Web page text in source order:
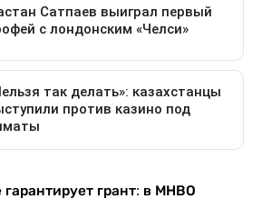
грант: в МНВО